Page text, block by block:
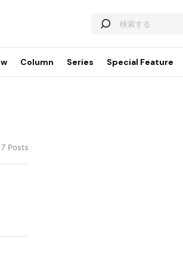
Column Series Special Feature
Posts